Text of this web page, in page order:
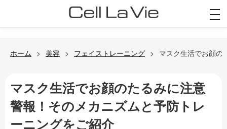
ホーム 美容 フェイストレーニング マスク生活でお顔の
マスク生活でお顔のたるみに注意
警報！そのメカニズムと予防トレ
ーニングをご紹介